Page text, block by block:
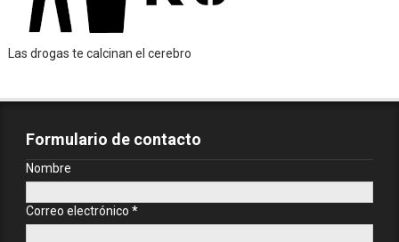
Las drogas te calcinan el cerebro
Formulario de contacto
Nombre
Correo electrónico *